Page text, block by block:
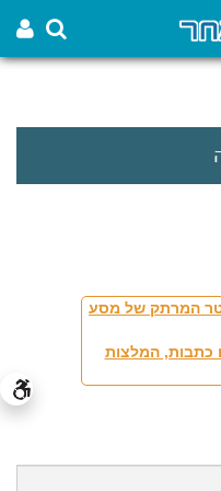
המרתק של מסע
כתבות, המלצות